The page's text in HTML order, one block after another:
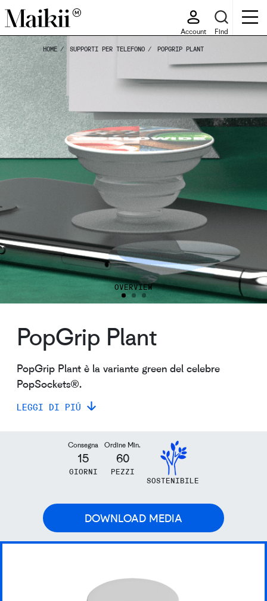
Account Find
PopGrip Plant
PopGrip Plant è la variante green del celebre
PopSockets®.
LEGGI DI PIÚ
HOME SUPPORTI PER TELEFONO POPGRIP PLANT
OVERVIEW
Consegna
15
GIORNI
Ordine Min.
60
PEZZI
SOSTENIBILE
DOWNLOAD MEDIA